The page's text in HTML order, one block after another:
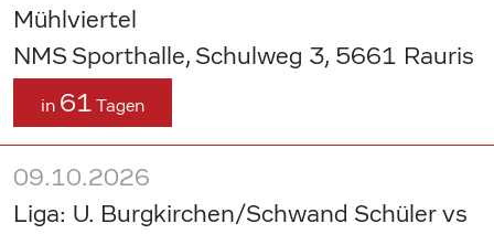
Mühlviertel
NMS Sporthalle, Schulweg 3, 5661 Rauris
in 61 Tagen
09.10.2026
Liga: U. Burgkirchen/Schwand Schüler vs